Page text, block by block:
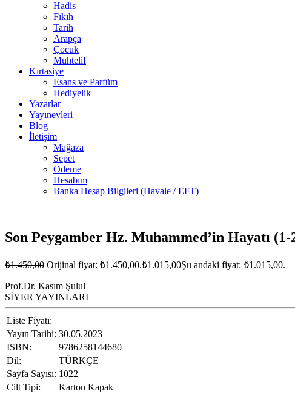
Hadis
Fıkıh
Tarih
Arapça
Çocuk
Muhtelif
Kırtasiye
Esans ve Parfüm
Hediyelik
Yazarlar
Yayınevleri
Blog
İletişim
Mağaza
Sepet
Ödeme
Hesabım
Banka Hesap Bilgileri (Havale / EFT)
Son Peygamber Hz. Muhammed’in Hayatı
₺1.450,00 Orijinal fiyat: ₺1.450,00.₺1.015,00Şu andaki fiyat: ₺1.015,00.
Prof.Dr. Kasım Şulul
SİYER YAYINLARI
Liste Fiyatı:
Yayın Tarihi: 30.05.2023
ISBN:
9786258144680
Dil:
TÜRKÇE
Sayfa Sayısı: 1022
Cilt Tipi:
Karton Kapak